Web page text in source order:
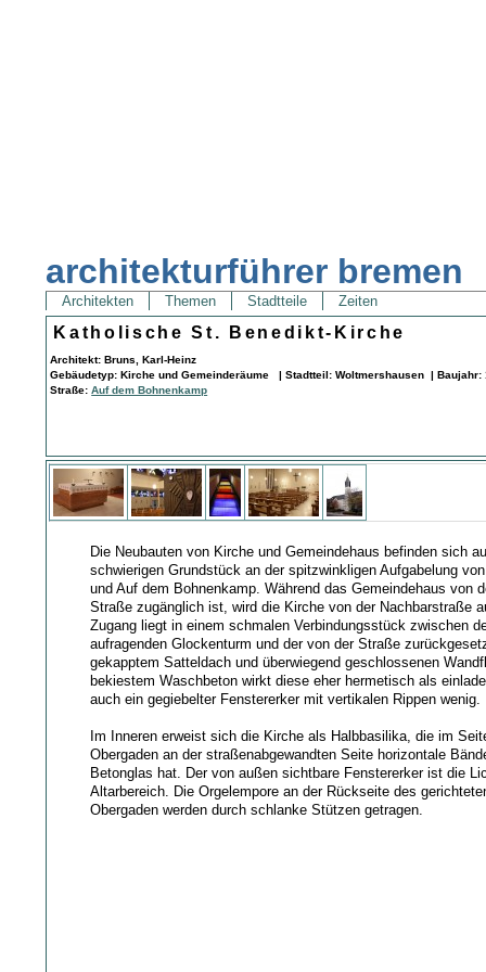
architekturführer bremen
Architekten Themen Stadtteile Zeiten
Katholische St. Benedikt-Kirche
Architekt: Bruns, Karl-Heinz
Gebäudetyp: Kirche und Gemeinderäume | Stadtteil: Woltmershausen |
Straße:Auf dem Bohnenkamp
Die Neubauten von Kirche und Gemeindehaus befinden sich
schwierigen Grundstück an der spitzwinkligen Aufgabelung
und Auf dem Bohnenkamp. Während das Gemeindehaus von
Straße zugänglich ist, wird die Kirche von der Nachbarstraße
Zugang liegt in einem schmalen Verbindungsstück zwischen
aufragenden Glockenturm und der von der Straße
gekapptem Satteldach und überwiegend geschlossenen
bekiestem Waschbeton wirkt diese eher hermetisch als
auch ein gegiebelter Fenstererker mit vertikalen Rippen wenig.
Im Inneren erweist sich die Kirche als Halbbasilika, die im
Obergaden an der straßenabgewandten Seite horizontale
Betonglas hat. Der von außen sichtbare Fenstererker ist die
Altarbereich. Die Orgelempore an der Rückseite des
Obergaden werden durch schlanke Stützen getragen.